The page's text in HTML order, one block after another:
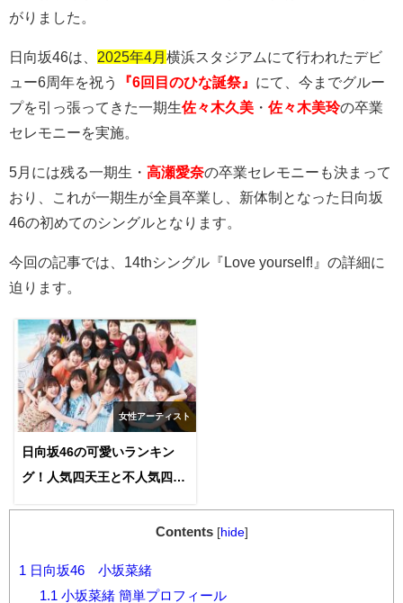
がりました。
日向坂46は、 2025年4月 横浜スタジアムにて行われたデビ
ュー6周年を祝う 『6回目のひな誕祭』 にて、今までグルー
プを引っ張ってきた一期生佐々木久美 ・ 佐々木美玲の卒業
セレモニーを実施。
5 月には残る一期生・ 高瀬愛奈の卒業セレモニーも決まって
おり、これが一期生が全員卒業し、新体制となった日向坂
46の初めてのシングルとなります。
今回の記事では、 14thシングル『 Love yourself! 』の詳細に
迫ります。
女性アーティスト
日向坂46の可愛いランキン
グ！人気四天王と不人気四天
Contents [hide]
1
日向坂46 小坂菜緒
1.1 小坂菜緒 簡単プロフィール